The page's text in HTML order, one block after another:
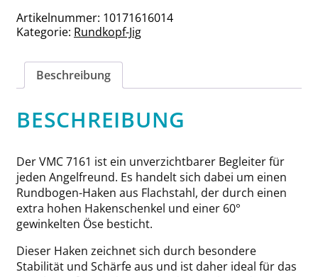
7161
Haken
Artikelnummer: 10171616014
Kategorie: Rundkopf-Jig
Beschreibung
BESCHREIBUNG
Der VMC 7161 ist ein unverzichtbarer Begleiter für
jeden Angelfreund. Es handelt sich dabei um einen
Rundbogen-Haken aus Flachstahl, der durch einen
extra hohen Hakenschenkel und einer 60°
gewinkelten Öse besticht.
Dieser Haken zeichnet sich durch besondere
Stabilität und Schärfe aus und ist daher ideal für das